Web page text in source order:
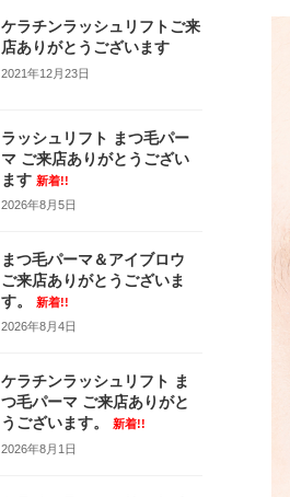
ケラチンラッシュリフトご来
店ありがとうございます
2021年12月23日
ラッシュリフト まつ毛パー
マ ご来店ありがとうござい
ます 新着!!
2026年8月5日
まつ毛パーマ＆アイブロウ
ご来店ありがとうございま
す。
新着!!
2026年8月4日
ケラチンラッシュリフト ま
つ毛パーマ ご来店ありがと
うございます。
新着!!
2026年8月1日